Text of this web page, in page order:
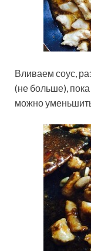
Вливаем соус,
(не больше), пока
можно